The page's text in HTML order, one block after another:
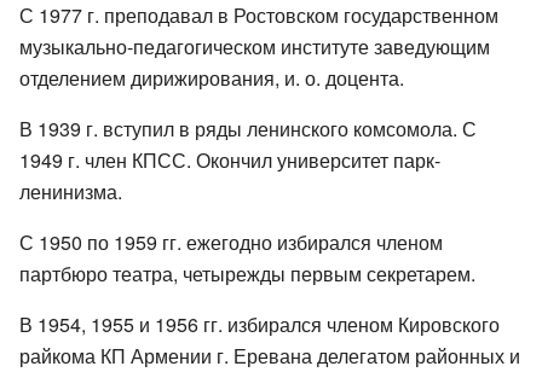
С 1977 г. преподавал в Ростовском государственном
музыкально-педагогическом институте заведующим
отделением дирижирования, и. о. доцента.
В 1939 г. вступил в ряды ленинского комсомола. С
1949 г. член КПСС. Окончил университет парк-
ленинизма.
С 1950 по 1959 гг. ежегодно избирался членом
партбюро театра, четырежды первым секретарем.
В 1954, 1955 и 1956 гг. избирался членом Кировского
райкома КП Армении г. Еревана делегатом районных и